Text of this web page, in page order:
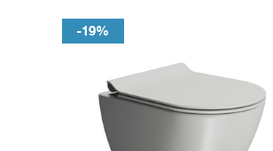
-19%